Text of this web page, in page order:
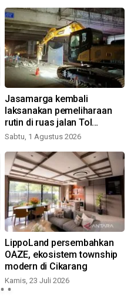
Jasamarga kembali
laksanakan pemeliharaan
rutin di ruas jalan Tol
Jakarta-Cikampek
Sabtu, 1 Agustus 2026
LippoLand persembahkan
OAZE, ekosistem township
modern di Cikarang
Kamis, 23 Juli 2026